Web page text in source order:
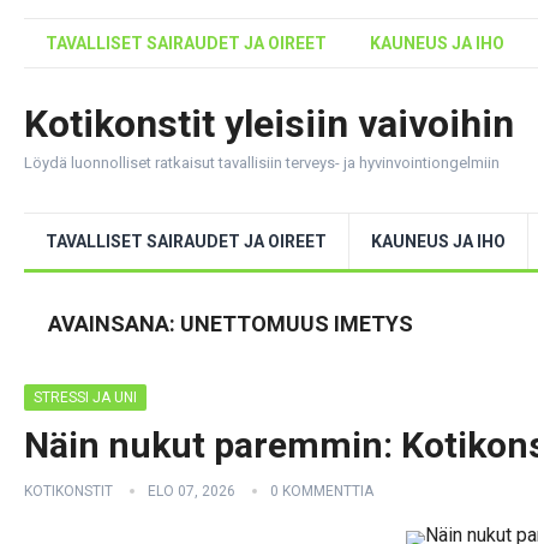
TAVALLISET SAIRAUDET JA OIREET KAUNEUS JA IHO
Kotikonstit yleisiin vaivoihin
Löydä luonnolliset ratkaisut tavallisiin terveys- ja hyvinvointiongelmiin
TAVALLISET SAIRAUDET JA OIREET KAUNEUS JA IHO
AVAINSANA: UNETTOMUUS IMETYS
STRESSI JA UNI
Näin nukut paremmin:
KOTIKONSTIT ELO 07, 2026 0 KOMMENTTIA